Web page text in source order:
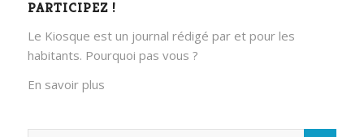
PARTICIPEZ !
Le Kiosque est un journal rédigé par et pour les
habitants. Pourquoi pas vous ?
En savoir plus